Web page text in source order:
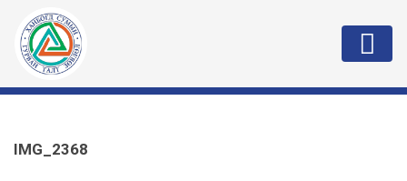
IMG_2368